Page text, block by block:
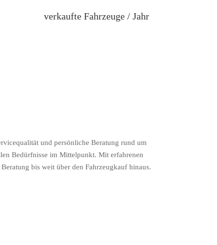
verkaufte Fahrzeuge / Jahr
und persönliche Beratung rund um
Bedürfnisse im Mittelpunkt. Mit erfahrenen
bis weit über den Fahrzeugkauf hinaus.